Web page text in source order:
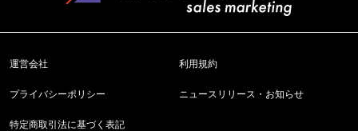
運営会社 利用規約
プライバシーポリシー ニュースリリース・お知らせ
特定商取引法に基づく表記